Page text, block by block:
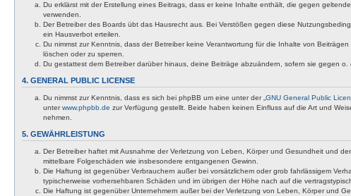
Du erklärst mit der Erstellung eines Beitrags, dass er keine Inhalte enthält, die gegen
verwenden.
Der Betreiber des Boards übt das Hausrecht aus. Bei Verstößen gegen diese
ein Hausverbot erteilen.
Du nimmst zur Kenntnis, dass der Betreiber keine Verantwortung für die Inhalte von
löschen oder zu sperren.
Du gestattest dem Betreiber darüber hinaus, deine Beiträge abzuändern, sofern sie gegen
4. GENERAL PUBLIC LICENSE
Du nimmst zur Kenntnis, dass es sich bei phpBB um eine unter der „ GNU General Public
unterwww.phpbb.de zur Verfügung gestellt. Beide haben keinen Einfluss auf die Art und
nehmen.
5. GEWÄHRLEISTUNG
Der Betreiber haftet mit Ausnahme der Verletzung von Leben, Körper und Gesundheit und
mittelbare Folgeschäden wie insbesondere entgangenen Gewinn.
Die Haftung ist gegenüber Verbrauchern außer bei vorsätzlichem oder grob fahrlässigem
typischerweise vorhersehbaren Schäden und im übrigen der Höhe nach auf die
Die Haftung ist gegenüber Unternehmern außer bei der Verletzung von Leben, Körper und